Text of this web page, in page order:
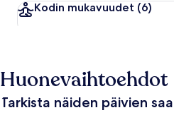
Kodin mukavuudet (6)
Huonevaihtoehdot
Tarkista näiden päivien